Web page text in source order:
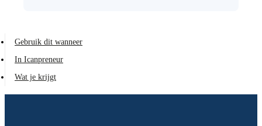
Gebruik dit wanneer
In Icanpreneur
Wat je krijgt